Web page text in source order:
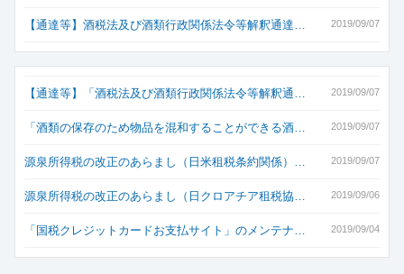
2019/09/07
【通達等】酒税法及び酒類行政関係法令等解釈通達…
2019/09/07
【通達等】「酒税法及び酒類行政関係法令等解釈通…
2019/09/07
「酒類の保存のため物品を混和することができる酒…
2019/09/07
源泉所得税の改正のあらまし（日米租税条約関係）…
2019/09/06
源泉所得税の改正のあらまし（日クロアチア租税協…
2019/09/04
「国税クレジットカードお支払サイト」のメンテナ…